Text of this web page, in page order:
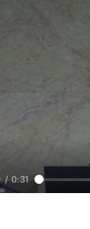
/ 0:31